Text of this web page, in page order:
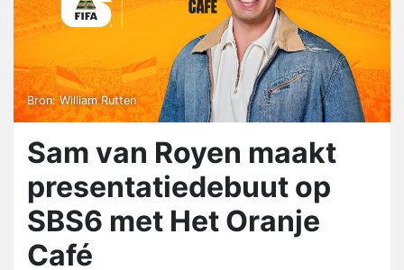
Bron: William Rutten
Sam van Royen maakt
presentatiedebuut op
SBS6 met Het Oranje
Café